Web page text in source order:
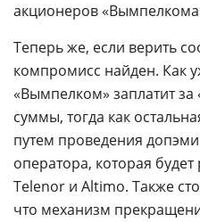
акционеров
Теперь же, если верить
компромисс найден. Как
«Вымпелком» заплатит за
суммы, тогда как
путем проведения
оператора, которая
Telenor и Altimo. Также
что механизм